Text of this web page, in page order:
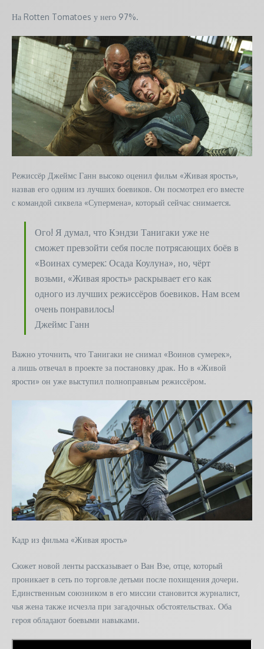
На Rotten Tomatoes у него 97%.
Режиссёр Джеймс Ганн высоко оценил фильм «Живая ярость»,
назвав его одним из лучших боевиков. Он посмотрел его вместе
с командой сиквела «Супермена», который сейчас снимается.
Ого! Я думал, что Кэндзи Танигаки уже не
сможет превзойти себя после потрясающих боёв в
«Воинах сумерек: Осада Коулуна», но, чёрт
возьми, «Живая ярость» раскрывает его как
одного из лучших режиссёров боевиков. Нам всем
очень понравилось!
Джеймс Ганн
Важно уточнить, что Танигаки не снимал «Воинов сумерек»,
а лишь отвечал в проекте за постановку драк. Но в «Живой
ярости» он уже выступил полноправным режиссёром.
Кадр из фильма «Живая ярость»
Сюжет новой ленты рассказывает о Ван Вэе, отце, который
проникает в сеть по торговле детьми после похищения дочери.
Единственным союзником в его миссии становится журналист,
чья жена также исчезла при загадочных обстоятельствах. Оба
героя обладают боевыми навыками.